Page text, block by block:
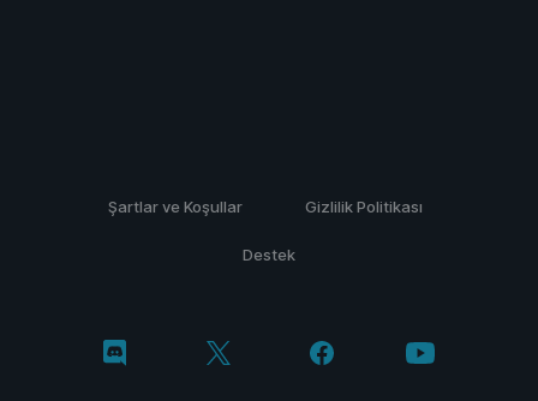
Şartlar ve Koşullar Gizlilik Politikası
Destek